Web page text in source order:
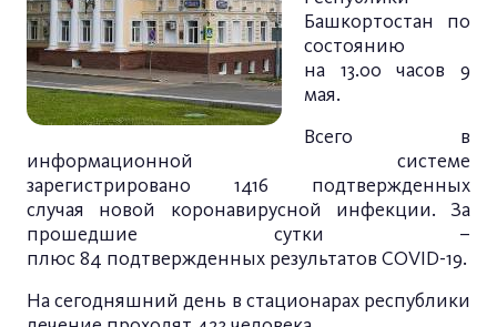
Башкортостан по
состоянию
на 13.00 часов 9
мая.
Всего в
информационной системе
зарегистрировано 1416 подтвержденных
случая новой коронавирусной инфекции. За
прошедшие сутки –
плюс 84 подтвержденных результатов COVID-19.
На сегодняшний день в стационарах республики